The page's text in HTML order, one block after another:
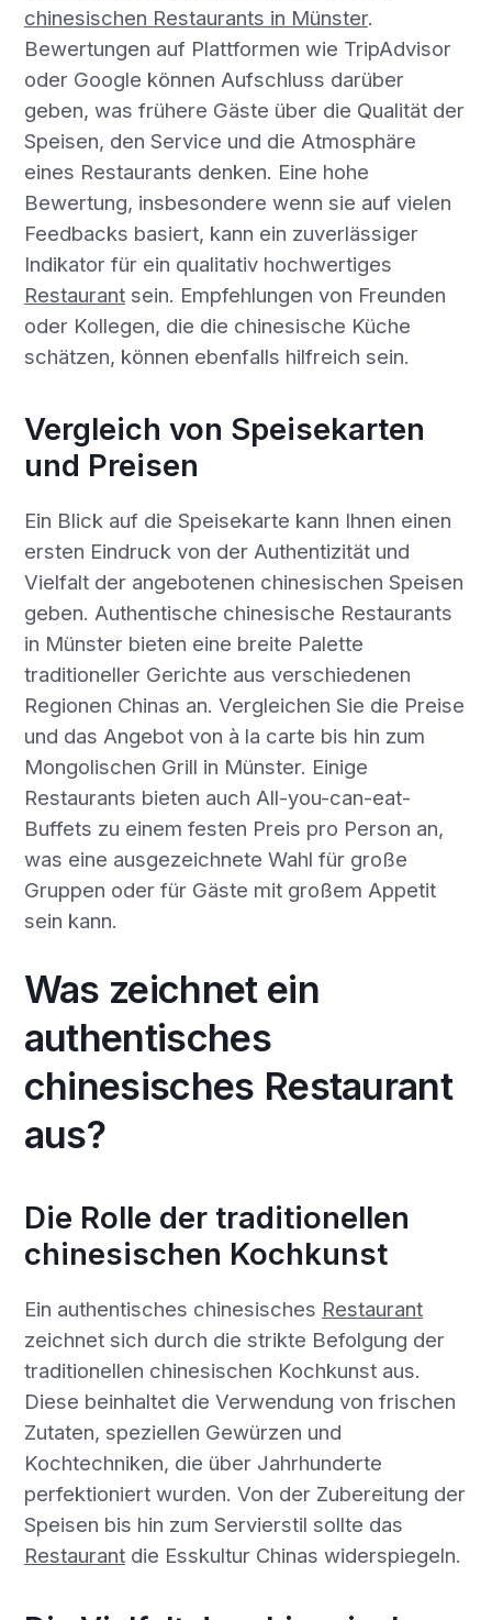
chinesischen Restaurants in Münster.
Bewertungen auf Plattformen wie TripAdvisor
oder Google können Aufschluss darüber
geben, was frühere Gäste über die Qualität der
Speisen, den Service und die Atmosphäre
eines Restaurants denken. Eine hohe
Bewertung, insbesondere wenn sie auf vielen
Feedbacks basiert, kann ein zuverlässiger
Indikator für ein qualitativ hochwertiges
Restaurantsein. Empfehlungen von Freunden
oder Kollegen, die die chinesische Küche
schätzen, können ebenfalls hilfreich sein.
Vergleich von Speisekarten
und Preisen
Ein Blick auf die Speisekarte kann Ihnen einen
ersten Eindruck von der Authentizität und
Vielfalt der angebotenen chinesischen Speisen
geben. Authentische chinesische Restaurants
in Münster bieten eine breite Palette
traditioneller Gerichte aus verschiedenen
Regionen Chinas an. Vergleichen Sie die Preise
und das Angebot von à la carte bis hin zum
Mongolischen Grill in Münster. Einige
Restaurants bieten auch All-you-can-eat-
Buffets zu einem festen Preis pro Person an,
was eine ausgezeichnete Wahl für große
Gruppen oder für Gäste mit großem Appetit
sein kann.
Was zeichnet ein
authentisches
chinesisches Restaurant
aus?
Die Rolle der traditionellen
chinesischen Kochkunst
Ein authentisches chinesisches Restaurant
zeichnet sich durch die strikte Befolgung der
traditionellen chinesischen Kochkunst aus.
Diese beinhaltet die Verwendung von frischen
Zutaten, speziellen Gewürzen und
Kochtechniken, die über Jahrhunderte
perfektioniert wurden. Von der Zubereitung der
Speisen bis hin zum Servierstil sollte das
Restaurantdie Esskultur Chinas widerspiegeln.